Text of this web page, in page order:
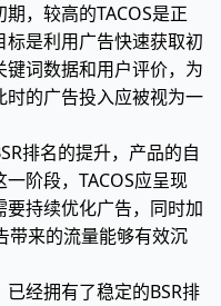
期，较高的TACOS是正
是利用广告快速获取初
词数据和用户评价，为
时的广告投入应被视为一
排名的提升，产品的自
阶段，TACOS应呈现
持续优化广告，同时加
来的流量能够有效沉
经拥有了稳定的BSR排